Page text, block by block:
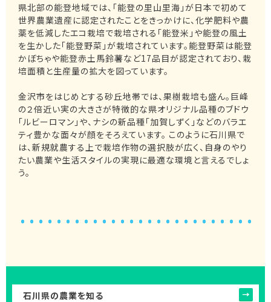
県北部の能登地域では、「能登の里山里海」が日本で初めて
世界農業遺産に認定されたことをきっかけに、化学肥料や農
薬を低減したエコ栽培で栽培される「能登米」や能登の風土
を生かした「能登野菜」が栽培されています。能登野菜は能登
かぼちゃや能登赤土馬鈴薯など17品目が認定されており、栽
培面積と生産量の拡大を図っています。
金沢市をはじめとする砂丘地帯では、果樹栽培も盛ん。巨峰
の２倍近い実の大きさが特徴的な県オリジナル品種のブドウ
「ルビーロマン」や、ナシの新品種「加賀しずく」などのバラエ
ティ豊かな面々が顔をそろえています。 このように石川県で
は、新規就農する上で栽培作物の選択肢が広く、自身のやり
たい農業や生活スタイルの実現に最適な環境と言えるでしょ
う。
石川県の農業を知る